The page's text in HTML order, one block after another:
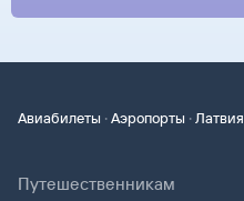
Авиабилеты ·Аэропорты · Латвия
Путешественникам